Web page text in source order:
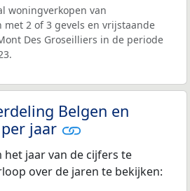
woningverkopen van
2 of 3 gevels en vrijstaande
Des Groseilliers in de periode
Belgen en
jaar
jaar van de cijfers te
over de jaren te bekijken: